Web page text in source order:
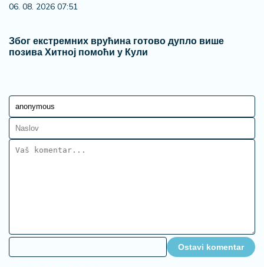
06. 08. 2026 07:51
Због екстремних врућина готово дупло више
позива Хитној помоћи у Кули
Ostavi komentar